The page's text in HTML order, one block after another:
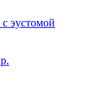
с эустомой